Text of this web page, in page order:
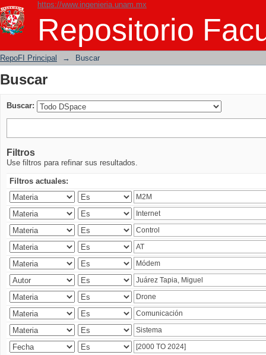
https://www.ingenieria.unam.mx
Repositorio
Buscar
RepoFI Principal → Buscar
Buscar
Buscar:
Filtros
Use filtros para refinar sus resultados.
Filtros actuales: